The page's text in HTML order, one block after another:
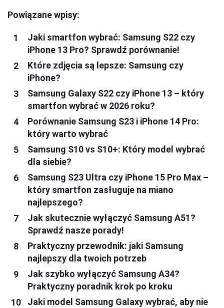
Powiązane wpisy:
Jaki smartfon wybrać: Samsung S22 czy
iPhone 13 Pro? Sprawdź porównanie!
Które zdjęcia są lepsze: Samsung czy
iPhone?
Samsung Galaxy S22 czy iPhone 13 – który
smartfon wybrać w 2026 roku?
Porównanie Samsung S23 i iPhone 14 Pro:
który warto wybrać
Samsung S10 vs S10+: Który model wybrać
dla siebie?
Samsung S23 Ultra czy iPhone 15 Pro Max –
który smartfon zasługuje na miano
najlepszego?
Jak skutecznie wyłączyć Samsung A51?
Sprawdź nasze porady!
Praktyczny przewodnik: jaki Samsung
najlepszy dla twoich potrzeb
Jak szybko wyłączyć Samsung A34?
Praktyczny poradnik krok po kroku
Jaki model Samsung Galaxy wybrać, aby nie